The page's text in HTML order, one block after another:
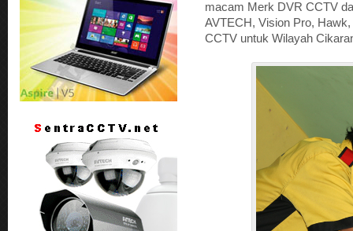
macam Merk DVR CCTV
AVTECH, Vision Pro,
CCTV untuk Wilayah